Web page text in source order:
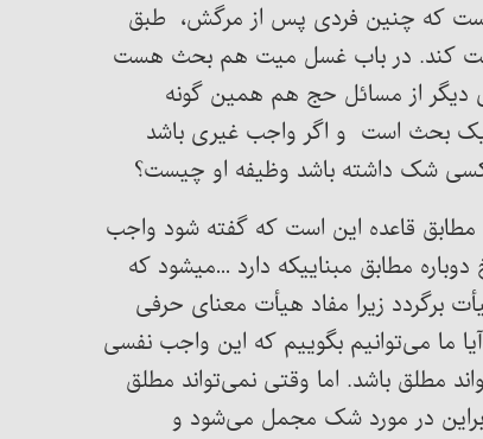
است که چنین فردی پس از مرگش، طبق
وصیت کند. در باب غسل میت هم بحث هست
از مسائل حج هم همین گونه
بحث است و اگر واجب غیری باشد
کسی شک داشته باشد وظیفه او چیست؟
مطابق قاعده این است که گفته شود واجب
مطابق مبناییکه دارد …میشود که
برگردد زیرا مفاد هیأت معنای حرفی
می‌توانیم بگوییم که این واجب نفسی
مطلق باشد. اما وقتی نمی‌تواند مطلق
در مورد شک مجمل می‌شود و